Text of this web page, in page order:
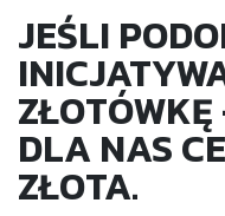
JEŚLI
DLA NAS
ZŁOTA.